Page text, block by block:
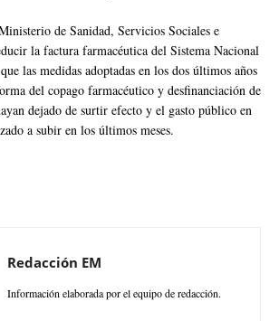
de Sanidad, Servicios Sociales e
la factura farmacéutica del Sistema Nacional
las medidas adoptadas en los dos últimos años
del copago farmacéutico y desfinanciación de
dejado de surtir efecto y el gasto público en
a subir en los últimos meses.
Redacción EM
Información elaborada por el equipo de redacción.